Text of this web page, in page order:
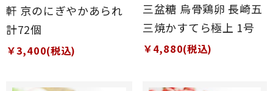
軒 京のにぎやかあられ
計72個
￥3,400(税込)
三盆糖 烏骨鶏卵 長崎五
三焼かすてら極上 1号
￥4,880(税込)